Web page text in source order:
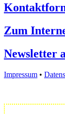
Zum
Newsletter
Impressum •